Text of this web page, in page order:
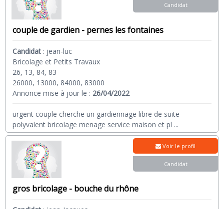
couple de gardien - pernes les fontaines
Candidat : jean-luc
Bricolage et Petits Travaux
26, 13, 84, 83
26000, 13000, 84000, 83000
Annonce mise à jour le : 26/04/2022
urgent couple cherche un gardiennage libre de suite
polyvalent bricolage menage service maison et pl ...
Candidat
gros bricolage - bouche du rhône
Voir le profil
Candidat